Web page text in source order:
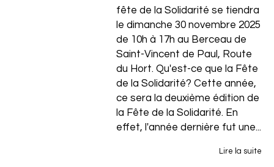
fête de la Solidarité se tiendra
le dimanche 30 novembre 2025
de 10h à 17h au Berceau de
Saint-Vincent de Paul, Route
du Hort. Qu'est-ce que la Fête
de la Solidarité? Cette année,
ce sera la deuxième édition de
la Fête de la Solidarité. En
effet, l'année dernière fut une...
Lire la suite